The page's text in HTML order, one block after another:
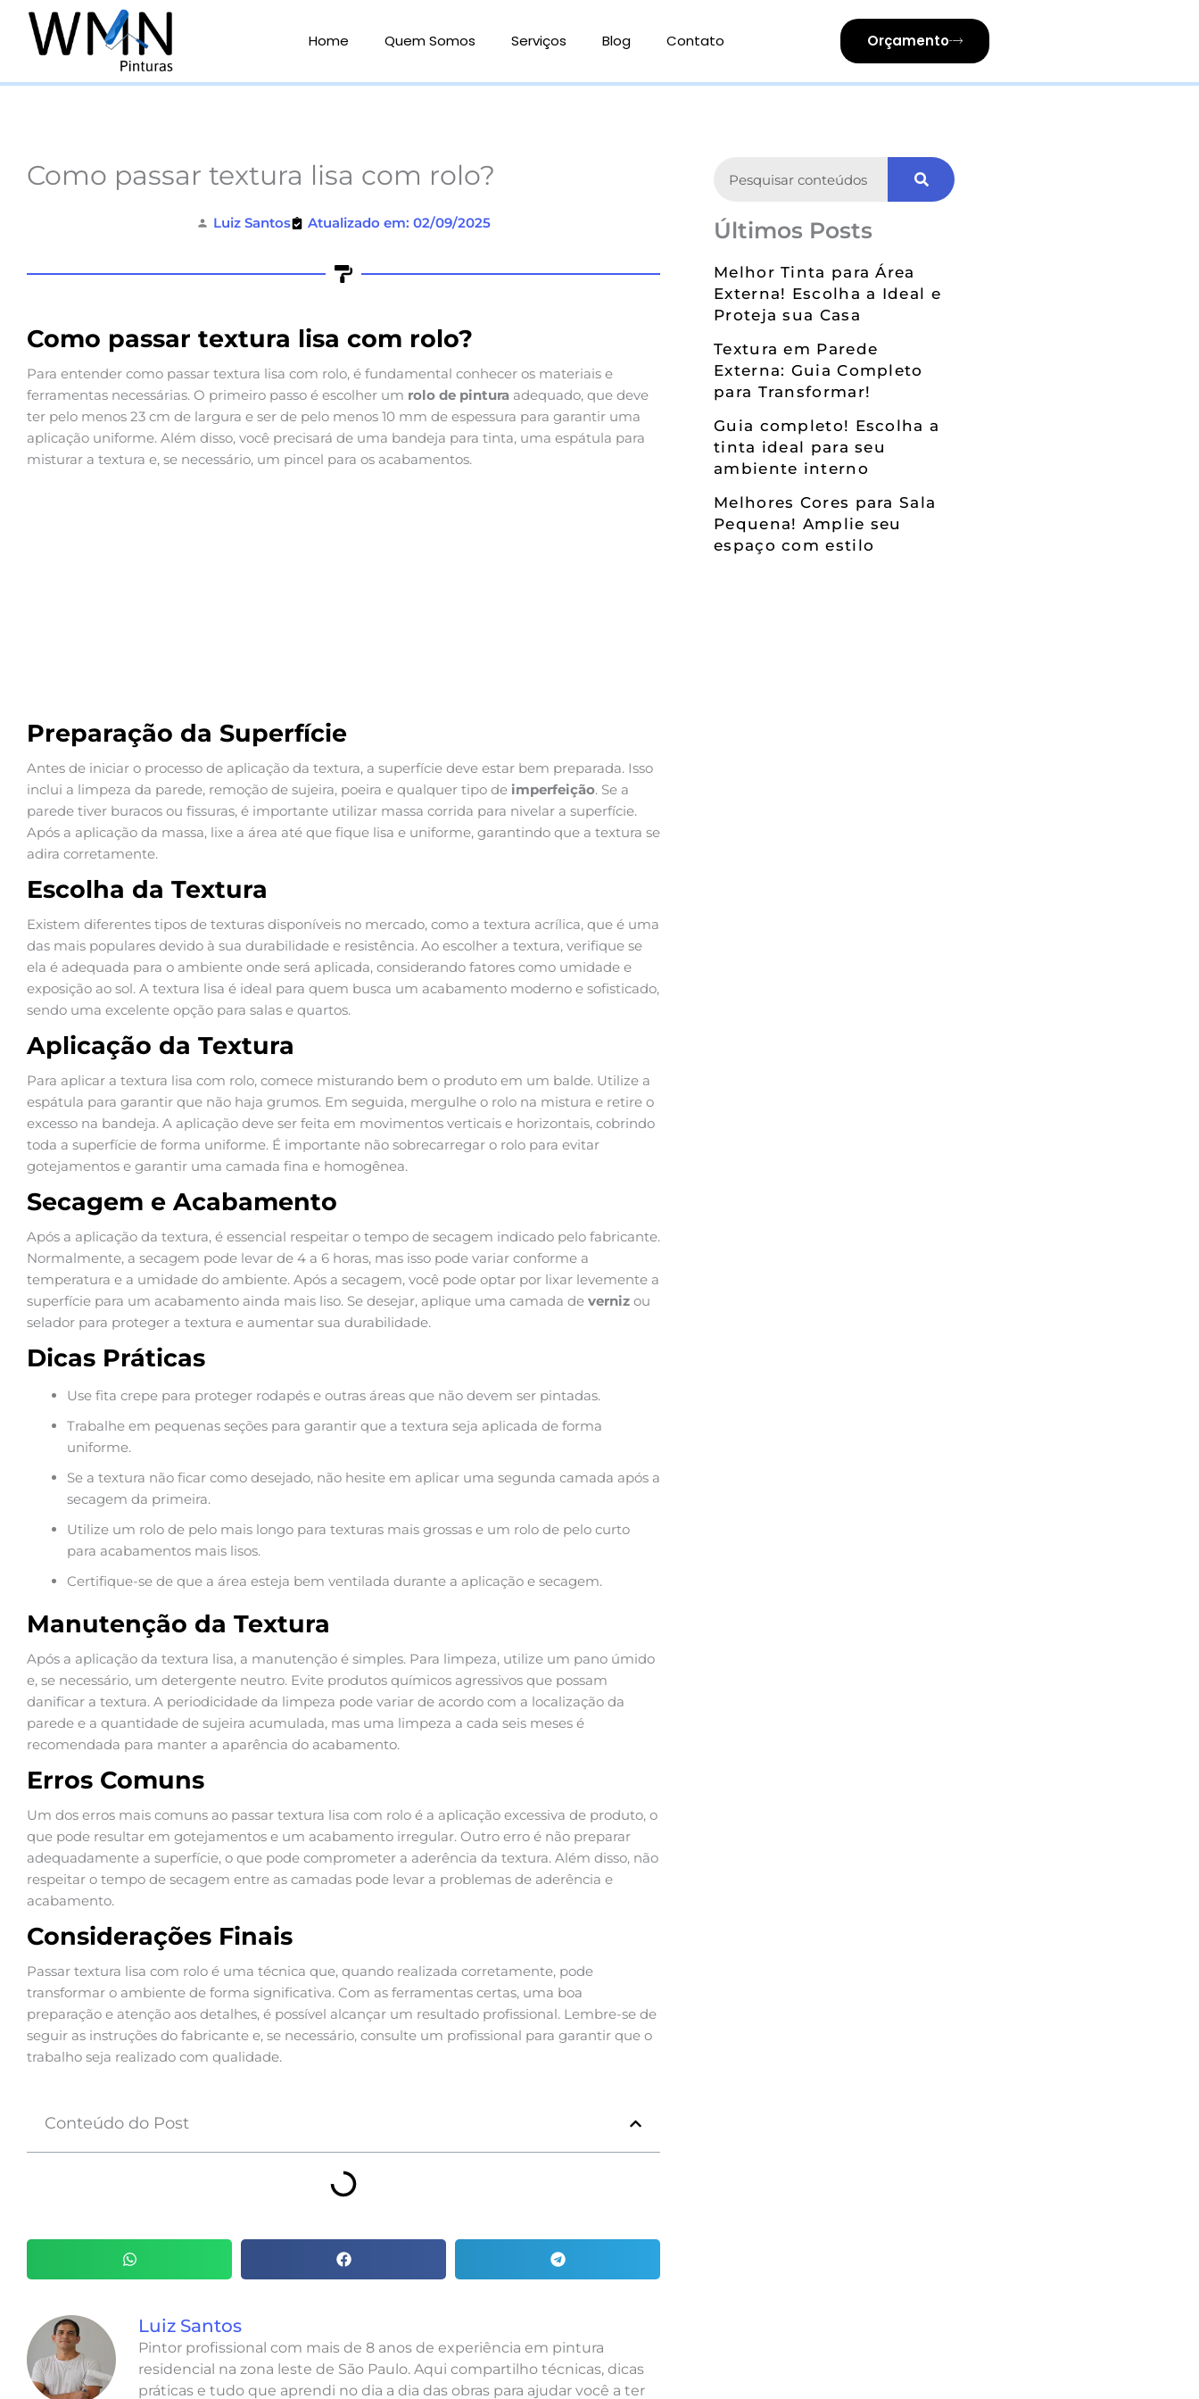
Home Quem Somos Serviços Blog Contato Orçamento
Como passar textura lisa com rolo?
Luiz Santos Atualizado em: 02/09/2025
Como passar textura lisa com rolo?
Para entender como passar textura lisa com rolo, é fundamental conhecer os materiais e
ferramentas necessárias. O primeiro passo é escolher um rolo de pintura adequado, que deve
ter pelo menos 23 cm de largura e ser de pelo menos 10 mm de espessura para garantir uma
aplicação uniforme. Além disso, você precisará de uma bandeja para tinta, uma espátula para
misturar a textura e, se necessário, um pincel para os acabamentos.
Preparação da Superfície
Antes de iniciar o processo de aplicação da textura, a superfície deve estar bem preparada. Isso
inclui a limpeza da parede, remoção de sujeira, poeira e qualquer tipo de imperfeição. Se a
parede tiver buracos ou fissuras, é importante utilizar massa corrida para nivelar a superfície.
Após a aplicação da massa, lixe a área até que fique lisa e uniforme, garantindo que a textura se
adira corretamente.
Escolha da Textura
Existem diferentes tipos de texturas disponíveis no mercado, como a textura acrílica, que é uma
das mais populares devido à sua durabilidade e resistência. Ao escolher a textura, verifique se
ela é adequada para o ambiente onde será aplicada, considerando fatores como umidade e
exposição ao sol. A textura lisa é ideal para quem busca um acabamento moderno e sofisticado,
sendo uma excelente opção para salas e quartos.
Aplicação da Textura
Para aplicar a textura lisa com rolo, comece misturando bem o produto em um balde. Utilize a
espátula para garantir que não haja grumos. Em seguida, mergulhe o rolo na mistura e retire o
excesso na bandeja. A aplicação deve ser feita em movimentos verticais e horizontais, cobrindo
toda a superfície de forma uniforme. É importante não sobrecarregar o rolo para evitar
gotejamentos e garantir uma camada fina e homogênea.
Secagem e Acabamento
Após a aplicação da textura, é essencial respeitar o tempo de secagem indicado pelo fabricante.
Normalmente, a secagem pode levar de 4 a 6 horas, mas isso pode variar conforme a
temperatura e a umidade do ambiente. Após a secagem, você pode optar por lixar levemente a
superfície para um acabamento ainda mais liso. Se desejar, aplique uma camada de verniz ou
selador para proteger a textura e aumentar sua durabilidade.
Dicas Práticas
Use fita crepe para proteger rodapés e outras áreas que não devem ser pintadas.
Trabalhe em pequenas seções para garantir que a textura seja aplicada de forma
uniforme.
Se a textura não ficar como desejado, não hesite em aplicar uma segunda camada após a
secagem da primeira.
Utilize um rolo de pelo mais longo para texturas mais grossas e um rolo de pelo curto
para acabamentos mais lisos.
Certifique-se de que a área esteja bem ventilada durante a aplicação e secagem.
Manutenção da Textura
Após a aplicação da textura lisa, a manutenção é simples. Para limpeza, utilize um pano úmido
e, se necessário, um detergente neutro. Evite produtos químicos agressivos que possam
danificar a textura. A periodicidade da limpeza pode variar de acordo com a localização da
parede e a quantidade de sujeira acumulada, mas uma limpeza a cada seis meses é
recomendada para manter a aparência do acabamento.
Erros Comuns
Um dos erros mais comuns ao passar textura lisa com rolo é a aplicação excessiva de produto, o
que pode resultar em gotejamentos e um acabamento irregular. Outro erro é não preparar
adequadamente a superfície, o que pode comprometer a aderência da textura. Além disso, não
respeitar o tempo de secagem entre as camadas pode levar a problemas de aderência e
acabamento.
Considerações Finais
Passar textura lisa com rolo é uma técnica que, quando realizada corretamente, pode
transformar o ambiente de forma significativa. Com as ferramentas certas, uma boa
preparação e atenção aos detalhes, é possível alcançar um resultado profissional. Lembre-se de
seguir as instruções do fabricante e, se necessário, consulte um profissional para garantir que o
trabalho seja realizado com qualidade.
Conteúdo do Post
Luiz Santos
Pintor profissional com mais de 8 anos de experiência em pintura
residencial na zona leste de São Paulo. Aqui compartilho técnicas, dicas
práticas e tudo que aprendi no dia a dia das obras para ajudar você a ter
Últimos Posts
Melhor Tinta para Área
Externa! Escolha a Ideal e
Proteja sua Casa
Textura em Parede
Externa: Guia Completo
para Transformar!
Guia completo! Escolha a
tinta ideal para seu
ambiente interno
Melhores Cores para Sala
Pequena! Amplie seu
espaço com estilo